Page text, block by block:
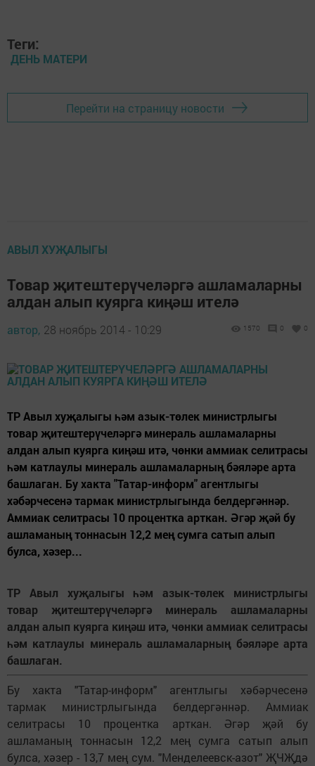
Теги:
ДЕНЬ МАТЕРИ
Перейти на страницу новости
АВЫЛ ХУҖАЛЫГЫ
Товар җитештерүчеләргә ашламаларны
алдан алып куярга киңәш ителә
автор, 28 ноябрь 2014 - 10:29 1570 0 0
ТР Авыл хуҗалыгы һәм азык-төлек министрлыгы
товар җитештерүчеләргә минераль ашламаларны
алдан алып куярга киңәш итә, чөнки аммиак селитрасы
һәм катлаулы минераль ашламаларның бәяләре арта
башлаган. Бу хакта "Татар-информ" агентлыгы
хәбәрчесенә тармак министрлыгында белдергәннәр.
Аммиак селитрасы 10 процентка арткан. Әгәр җәй бу
ашламаның тоннасын 12,2 мең сумга сатып алып
булса, хәзер...
ТР Авыл хуҗалыгы һәм азык-төлек министрлыгы
товар җитештерүчеләргә минераль ашламаларны
алдан алып куярга киңәш итә, чөнки аммиак селитрасы
һәм катлаулы минераль ашламаларның бәяләре арта
башлаган.
Бу хакта "Татар-информ" агентлыгы хәбәрчесенә
тармак министрлыгында белдергәннәр. Аммиак
селитрасы 10 процентка арткан. Әгәр җәй бу
ашламаның тоннасын 12,2 мең сумга сатып алып
булса, хәзер - 13,7 мең сум. "Менделеевск-азот" ҖЧҖдә